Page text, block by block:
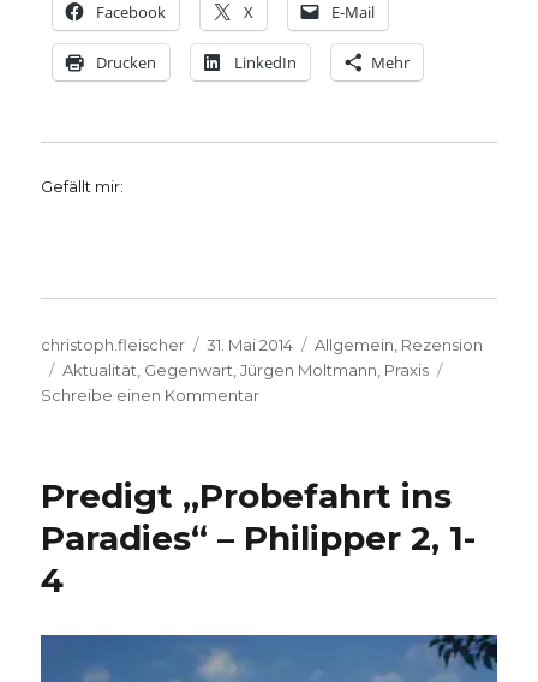
Facebook X E-Mail
Drucken LinkedIn Mehr
Gefällt mir:
Autor
christoph.fleischer
Veröffentlicht
am
31. Mai 2014 Kategorien
Allgemein Rezension
Schlagwörter
Aktualität Gegenwart ,Jürgen Moltmann Praxis
Schreibe einen Kommentarzu
Rezension
Christoph
Predigt „Probefahrt ins
Paradies“ – Philipper 2, 1-
4